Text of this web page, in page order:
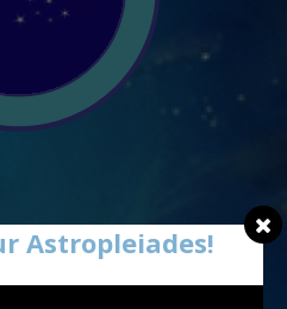
Astropleiades!